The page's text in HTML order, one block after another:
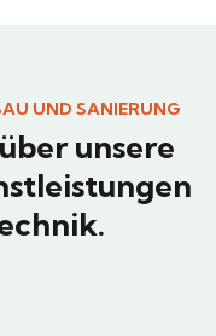
UND SANIERUNG
unsere